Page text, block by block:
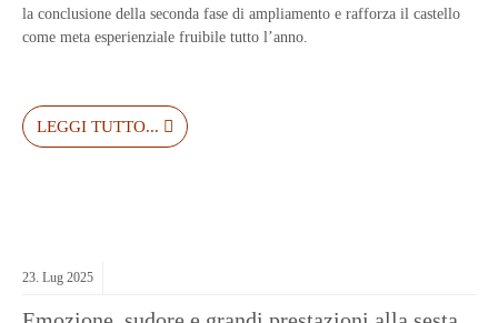
la conclusione della seconda fase di ampliamento e rafforza il castello
come meta esperienziale fruibile tutto l’anno.
LEGGI TUTTO...
23. Lug 2025